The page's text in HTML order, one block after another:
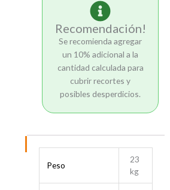
Recomendación!
Se recomienda agregar
un 10% adicional a la
cantidad calculada para
cubrir recortes y
posibles desperdicios.
Peso
23
kg